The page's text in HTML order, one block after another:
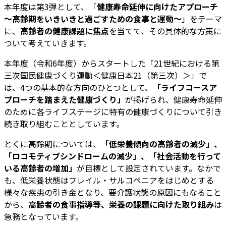
本年度は第3弾として、「健康寿命延伸に向けたアプローチ
～高齢期をいきいきと過ごすための食事と運動～」をテーマ
に、 高齢者の健康課題に焦点を当てて、その具体的な方策に
ついて考えていきます。
本年度（令和6年度）からスタートした「21世紀における第
三次国民健康づくり運動＜健康日本21（第三次）＞」で
は、4つの基本的な方向のひとつとして、
「ライフコースア
プローチを踏まえた健康づくり」 が掲げられ、健康寿命延伸
のために各ライフステージに特有の健康づくりについて引き
続き取り組むこととしています。
とくに高齢期については、
「低栄養傾向の高齢者の減少」、
「ロコモティブシンドロームの減少」、「社会活動を行って
いる高齢者の増加」 が目標として設定されています。なかで
も、低栄養状態はフレイル・サルコペニアをはじめとする
様々な疾患の引き金となり、要介護状態の原因にもなること
から、 高齢者の食事指導等、栄養の課題に向けた取り組みは
急務となっています。